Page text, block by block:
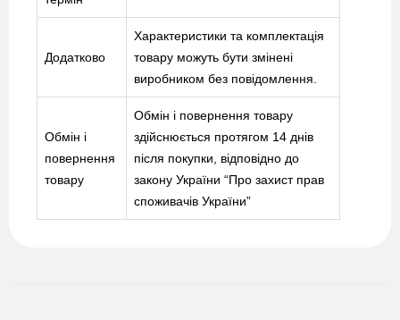
Додатково
Характеристики та комплектація
товару можуть бути змінені
виробником без повідомлення.
Обмін і
повернення
товару
Обмін і повернення товару
здійснюється протягом 14 днів
після покупки, відповідно до
закону України “Про захист прав
споживачів України”